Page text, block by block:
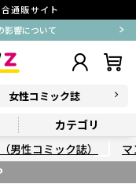
通販サイト
影響について
女性コミック誌
カテゴリ
男性コミック誌）